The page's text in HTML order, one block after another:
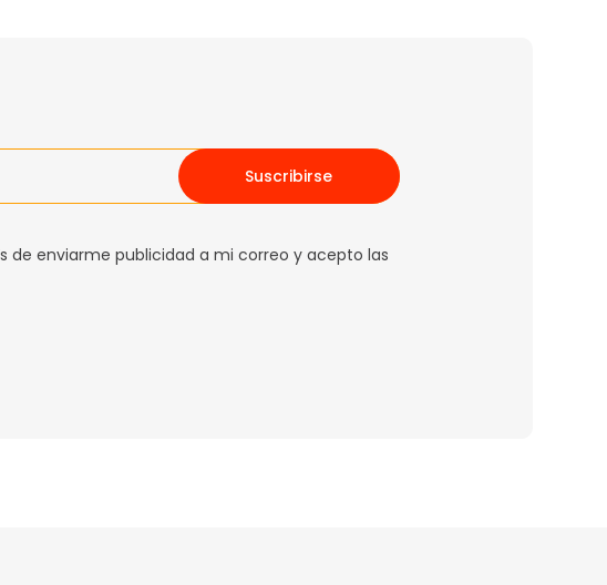
Suscribirse
de enviarme publicidad a mi correo y acepto las